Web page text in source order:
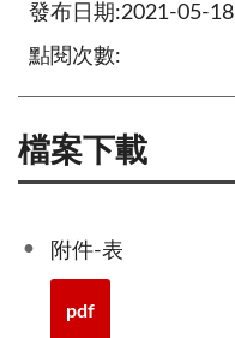
發布日期:2021-05-18
點閱次數:
檔案下載
附件-表
pdf